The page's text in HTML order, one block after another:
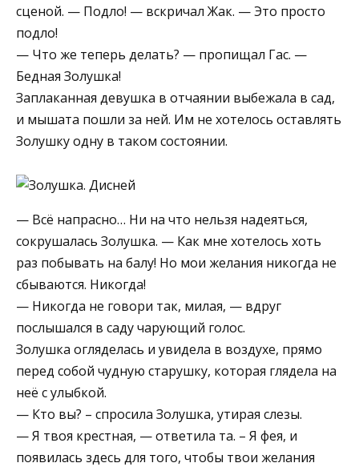
сценой. — Подло! — вскричал Жак. — Это просто
подло!
— Что же теперь делать? — пропищал Гас. —
Бедная Золушка!
Заплаканная девушка в отчаянии выбежала в сад,
и мышата пошли за ней. Им не хотелось оставлять
Золушку одну в таком состоянии.
— Всё напрасно… Ни на что нельзя надеяться,
сокрушалась Золушка. — Как мне хотелось хоть
раз побывать на балу! Но мои желания никогда не
сбываются. Никогда!
— Никогда не говори так, милая, — вдруг
послышался в саду чарующий голос.
Золушка огляделась и увидела в воздухе, прямо
перед собой чудную старушку, которая глядела на
неё с улыбкой.
— Кто вы? – спросила Золушка, утирая слезы.
— Я твоя крестная, — ответила та. – Я фея, и
появилась здесь для того, чтобы твои желания